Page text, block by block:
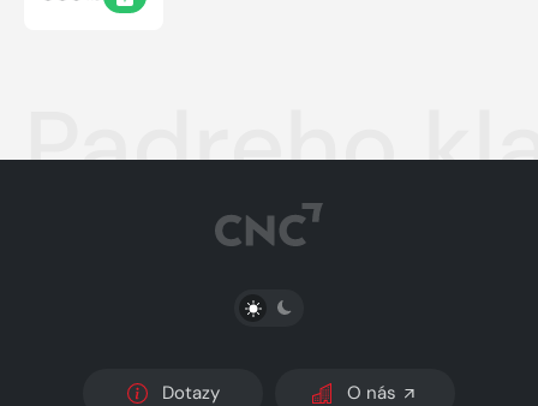
Padreho
PŘEPNOUT SVĚTLÝ/TMAVÝ REŽIM
Dotazy O nás